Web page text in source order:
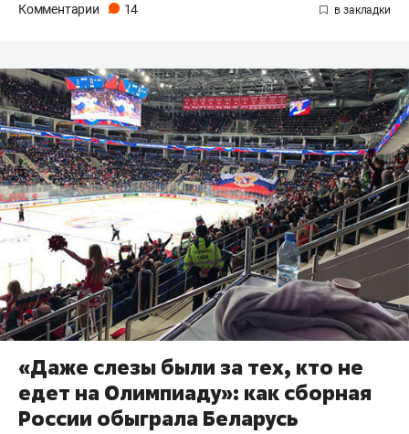
Комментарии 14
«Даже слезы были за тех, кто не
едет на Олимпиаду»: как сборная
России обыграла Беларусь